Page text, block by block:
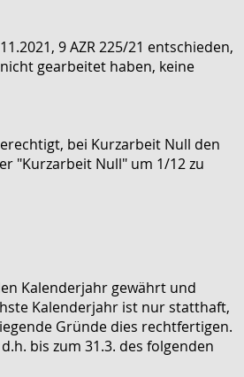
9 AZR 225/21 entschieden,
gearbeitet haben, keine
bei Kurzarbeit Null den
"Kurzarbeit Null" um 1/12 zu
Kalenderjahr gewährt und
Kalenderjahr ist nur statthaft,
Gründe dies rechtfertigen.
bis zum 31.3. des folgenden